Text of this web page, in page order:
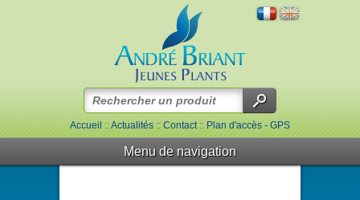
Accueil::Actualités::Contact::Plan d'accès - GPS
Menu de navigation